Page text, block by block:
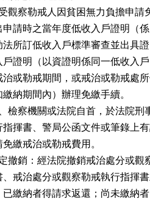
觀察勒戒人因貧困無力負擔申請
申請時之當年度低收入戶證明（
法所訂低收入戶標準審查並出具
戶證明（以資證明係同一低收入
治或勒戒期間，或戒治或勒戒處
繳納期間內）辦理免繳手續。
檢察機關或法院自首，於法院刑
指揮書、警局公函文件或筆錄上
免繳戒治或勒戒費用。
撤銷：經法院撤銷戒治處分或觀
、戒治處分或觀察勒戒執行指揮
已繳納者得請求返還；尚未繳納